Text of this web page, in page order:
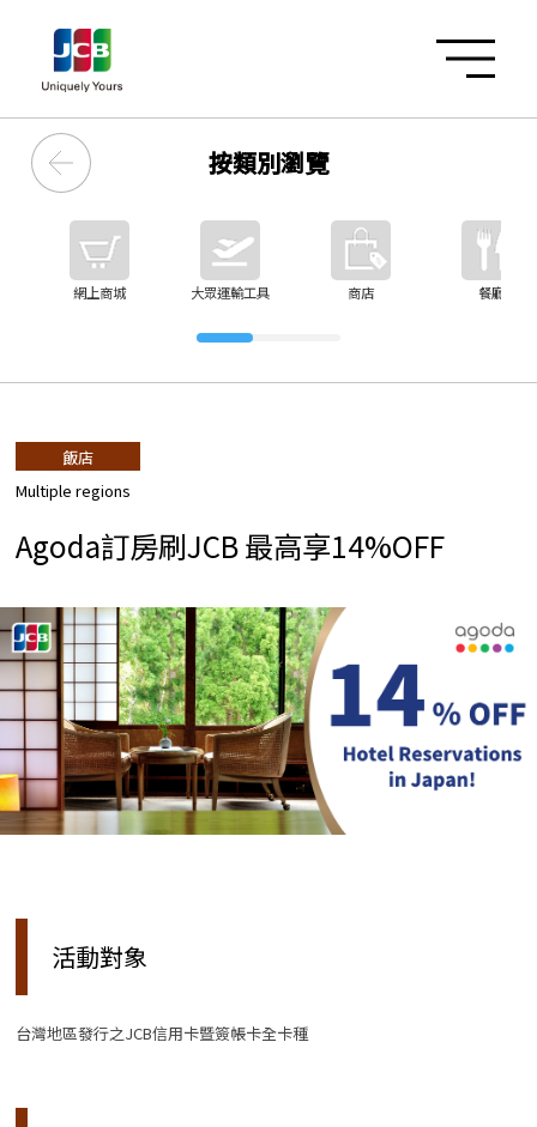
按類別瀏覽
網上商城 大眾運輸工具 商店 餐廳
飯店
Multiple regions
Agoda訂房刷JCB 最高享14%OFF
活動對象
台灣地區發行之JCB信用卡暨簽帳卡全卡種